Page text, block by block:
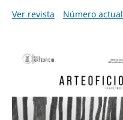
Ver revista
Número actual